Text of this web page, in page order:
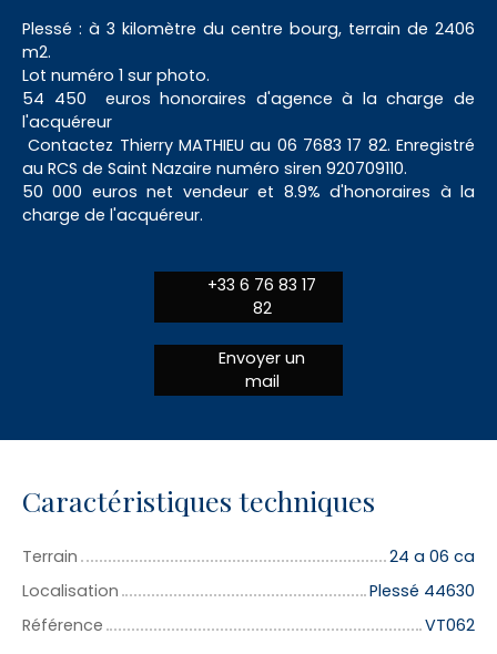
Plessé : à 3 kilomètre du centre bourg, terrain de 2406
m2.
Lot numéro 1 sur photo.
54 450 euros honoraires d'agence à la charge de
l'acquéreur
Contactez Thierry MATHIEU au 06 7683 17 82. Enregistré
au RCS de Saint Nazaire numéro siren 920709110.
50 000 euros net vendeur et 8.9% d'honoraires à la
charge de l'acquéreur.
+33 6 76 83 17
82
Envoyer un
mail
Caractéristiques techniques
Terrain
24 a 06 ca
Localisation
Plessé 44630
Référence
VT062